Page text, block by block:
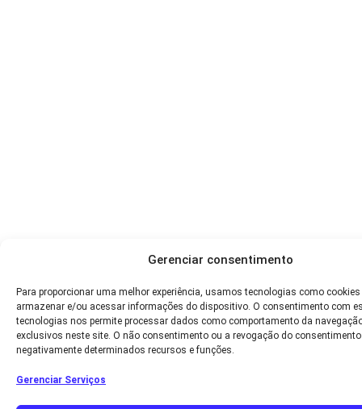
Gerenciar consentimento
Para proporcionar uma melhor experiência, usamos tecnologias como cookies
armazenar e/ou acessar informações do dispositivo. O consentimento com
tecnologias nos permite processar dados como comportamento da
exclusivos neste site. O não consentimento ou a revogação do
negativamente determinados recursos e funções.
Gerenciar Serviços